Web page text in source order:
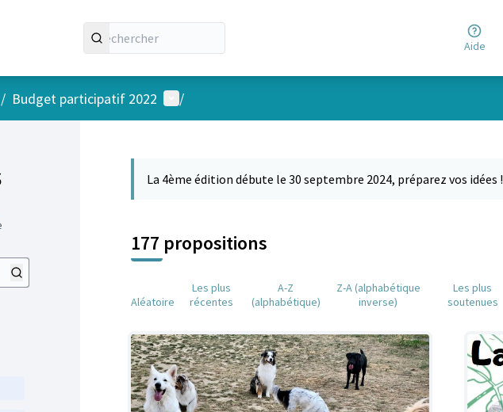
Aide
/ Budget participatif 2022 Menu utilisateur
/
La 4ème édition débute le 30 septembre 2024, préparez vos idées !
177 propositions
Aléatoire
Les plus
récentes
A-Z
(alphabétique)
Z-A (alphabétique
inverse)
Les plus
soutenues